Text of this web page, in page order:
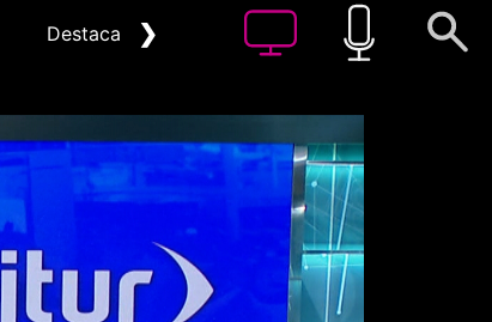
Destacat ❯